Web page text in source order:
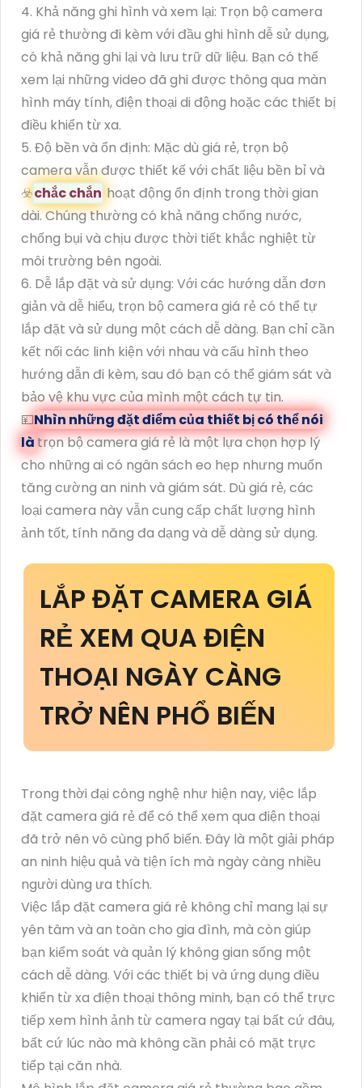
4. Khả năng ghi hình và xem lại: Trọn bộ camera
giá rẻ thường đi kèm với đầu ghi hình dễ sử dụng,
có khả năng ghi lại và lưu trữ dữ liệu. Bạn có thể
xem lại những video đã ghi được thông qua màn
hình máy tính, điện thoại di động hoặc các thiết bị
điều khiển từ xa.
5. Độ bền và ổn định: Mặc dù giá rẻ, trọn bộ
camera vẫn được thiết kế với chất liệu bền bỉ và
☣️chắc chắn hoạt động ổn định trong thời gian
dài. Chúng thường có khả năng chống nước,
chống bụi và chịu được thời tiết khắc nghiệt từ
môi trường bên ngoài.
6. Dễ lắp đặt và sử dụng: Với các hướng dẫn đơn
giản và dễ hiểu, trọn bộ camera giá rẻ có thể tự
lắp đặt và sử dụng một cách dễ dàng. Bạn chỉ cần
kết nối các linh kiện với nhau và cấu hình theo
hướng dẫn đi kèm, sau đó bạn có thể giám sát và
bảo vệ khu vực của mình một cách tự tin.
💴Nhìn những đặt điểm của thiết bị có thể nói
là trọn bộ camera giá rẻ là một lựa chọn hợp lý
cho những ai có ngân sách eo hẹp nhưng muốn
tăng cường an ninh và giám sát. Dù giá rẻ, các
loại camera này vẫn cung cấp chất lượng hình
ảnh tốt, tính năng đa dạng và dễ dàng sử dụng.
LẮP ĐẶT CAMERA GIÁ
RẺ XEM QUA ĐIỆN
THOẠI NGÀY CÀNG
TRỞ NÊN PHỔ BIẾN
Trong thời đại công nghệ như hiện nay, việc lắp
đặt camera giá rẻ để có thể xem qua điện thoại
đã trở nên vô cùng phổ biến. Đây là một giải pháp
an ninh hiệu quả và tiện ích mà ngày càng nhiều
người dùng ưa thích.
Việc lắp đặt camera giá rẻ không chỉ mang lại sự
yên tâm và an toàn cho gia đình, mà còn giúp
bạn kiểm soát và quản lý không gian sống một
cách dễ dàng. Với các thiết bị và ứng dụng điều
khiển từ xa điện thoại thông minh, bạn có thể trực
tiếp xem hình ảnh từ camera ngay tại bất cứ đâu,
bất cứ lúc nào mà không cần phải có mặt trực
tiếp tại căn nhà.